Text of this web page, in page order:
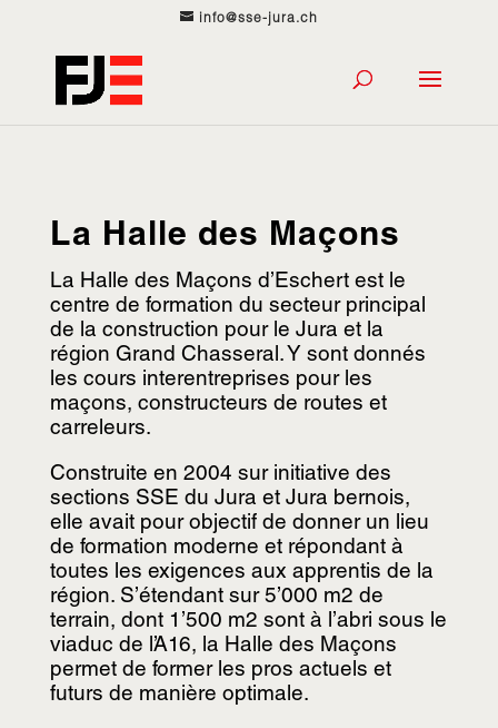
info@sse-jura.ch
La Halle des Maçons
La Halle des Maçons d’Eschert est le
centre de formation du secteur principal
de la construction pour le Jura et la
région Grand Chasseral. Y sont donnés
les cours interentreprises pour les
maçons, constructeurs de routes et
carreleurs.
Construite en 2004 sur initiative des
sections SSE du Jura et Jura bernois,
elle avait pour objectif de donner un lieu
de formation moderne et répondant à
toutes les exigences aux apprentis de la
région. S’étendant sur 5’000 m2 de
terrain, dont 1’500 m2 sont à l’abri sous le
viaduc de l’A16, la Halle des Maçons
permet de former les pros actuels et
futurs de manière optimale.